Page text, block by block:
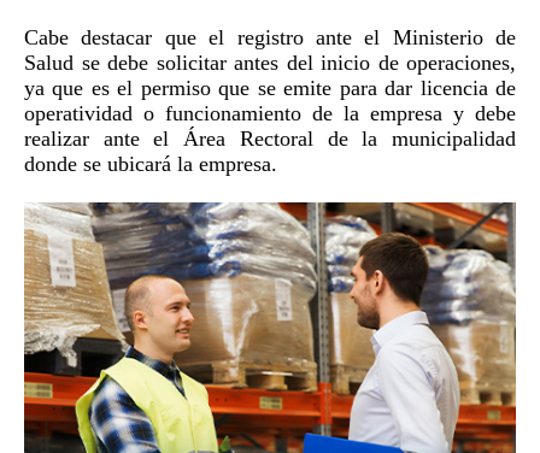
Cabe destacar que el registro ante el Ministerio de
Salud se debe solicitar antes del inicio de operaciones,
ya que es el permiso que se emite para dar licencia de
operatividad o funcionamiento de la empresa y debe
realizar ante el Área Rectoral de la municipalidad
donde se ubicará la empresa.